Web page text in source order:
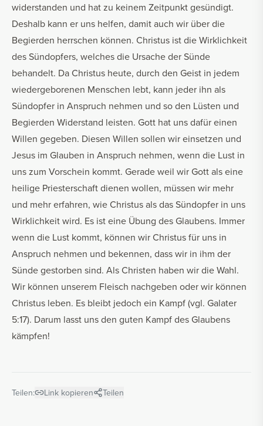
widerstanden und hat zu keinem Zeitpunkt gesündigt.
Deshalb kann er uns helfen, damit auch wir über die
Begierden herrschen können. Christus ist die Wirklichkeit
des Sündopfers, welches die Ursache der Sünde
behandelt. Da Christus heute, durch den Geist in jedem
wiedergeborenen Menschen lebt, kann jeder ihn als
Sündopfer in Anspruch nehmen und so den Lüsten und
Begierden Widerstand leisten. Gott hat uns dafür einen
Willen gegeben. Diesen Willen sollen wir einsetzen und
Jesus im Glauben in Anspruch nehmen, wenn die Lust in
uns zum Vorschein kommt. Gerade weil wir Gott als eine
heilige Priesterschaft dienen wollen, müssen wir mehr
und mehr erfahren, wie Christus als das Sündopfer in uns
Wirklichkeit wird. Es ist eine Übung des Glaubens. Immer
wenn die Lust kommt, können wir Christus für uns in
Anspruch nehmen und bekennen, dass wir in ihm der
Sünde gestorben sind. Als Christen haben wir die Wahl.
Wir können unserem Fleisch nachgeben oder wir können
Christus leben. Es bleibt jedoch ein Kampf (vgl. Galater
5:17). Darum lasst uns den guten Kampf des Glaubens
kämpfen!
Teilen: Link kopieren Teilen